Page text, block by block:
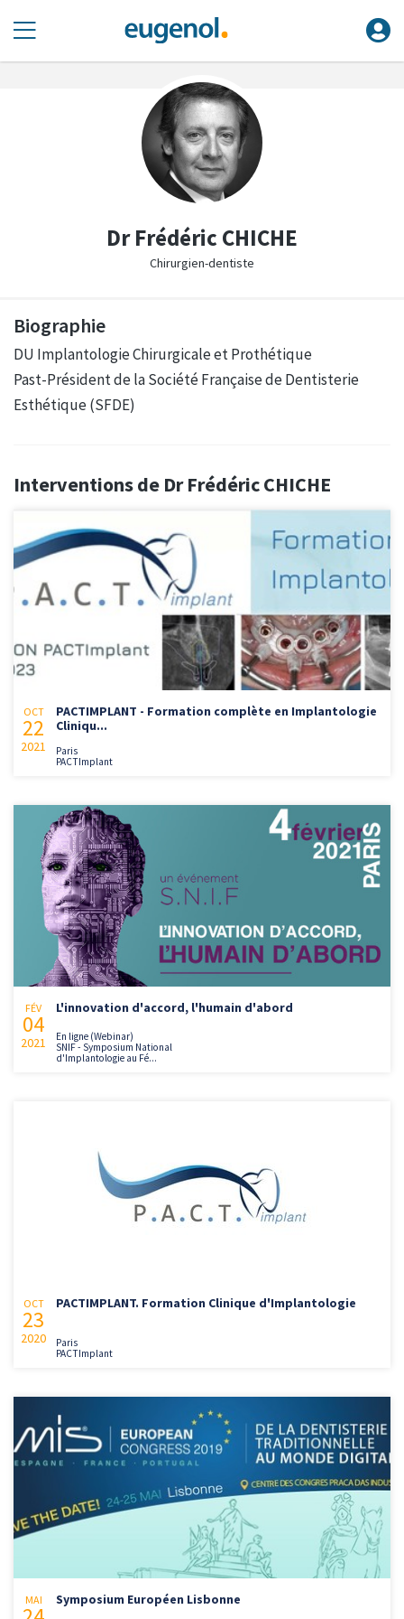
Dr Frédéric CHICHE
Chirurgien-dentiste
Biographie
DU Implantologie Chirurgicale et Prothétique
Past-Président de la Société Française de Dentisterie
Esthétique (SFDE)
Interventions de Dr Frédéric CHICHE
OCT
22
2021
PACTIMPLANT - Formation complète en Implantologie
Cliniqu...
Paris
PACTImplant
FÉV
04
2021
L'innovation d'accord, l'humain d'abord
En ligne (Webinar)
SNIF - Symposium National
d'Implantologie au Fé...
OCT
23
2020
PACTIMPLANT. Formation Clinique d'Implantologie
Paris
PACTImplant
MAI Symposium Européen Lisbonne